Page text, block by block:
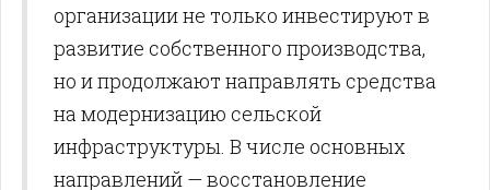
организации не только инвестируют в
развитие собственного производства,
но и продолжают направлять средства
на модернизацию сельской
инфраструктуры. В числе основных
направлений — восстановление